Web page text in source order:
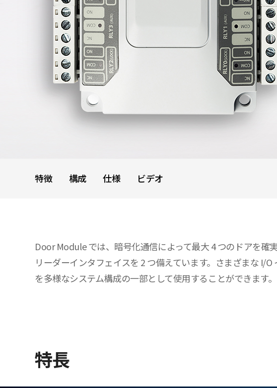
特徴 構成 仕様 ビデオ
Door Module では、暗号化通信によって最大 4 つのドアを
リーダーインタフェイスを 2 つ備えています。さまざまな I/
を多様なシステム構成の一部として使用することができます。
特長